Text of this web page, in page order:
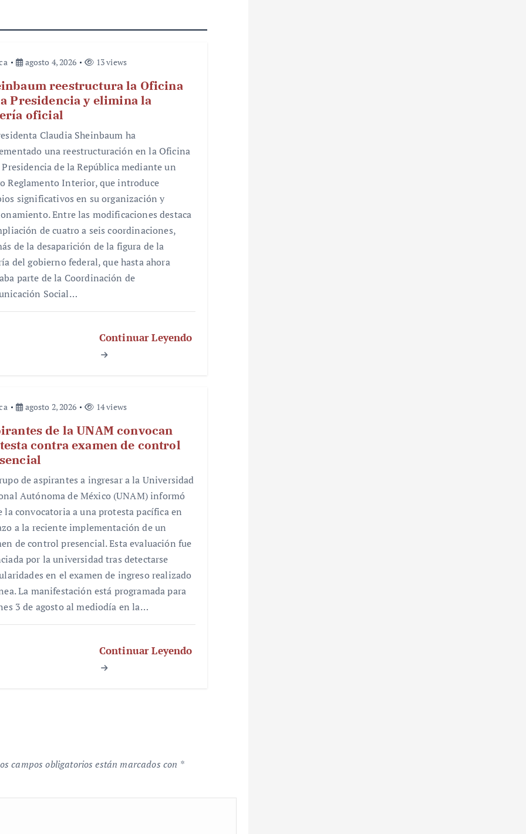
agosto 4, 2026 13 views
reestructura la Oficina
Presidencia y elimina la
oficial
Claudia Sheinbaum ha
una reestructuración en la Oficina
Presidencia de la República mediante un
Reglamento Interior, que introduce
significativos en su organización y
Entre las modificaciones destaca
de cuatro a seis coordinaciones,
de la desaparición de la figura de la
del gobierno federal, que hasta ahora
parte de la Coordinación de
Social…
Continuar Leyendo
agosto 2, 2026 14 views
de la UNAM convocan
contra examen de control
de aspirantes a ingresar a la Universidad
Autónoma de México (UNAM) informó
la convocatoria a una protesta pacífica en
a la reciente implementación de un
de control presencial. Esta evaluación fue
por la universidad tras detectarse
en el examen de ingreso realizado
La manifestación está programada para
3 de agosto al mediodía en la…
Continuar Leyendo
campos obligatorios están marcados con *